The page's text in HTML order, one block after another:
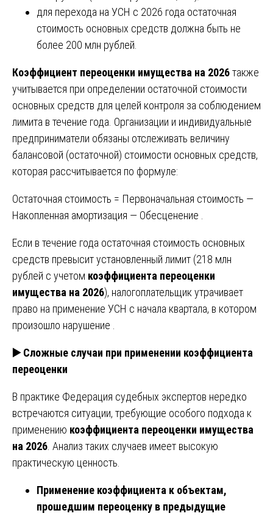
для перехода на УСН с 2026 года остаточная
стоимость основных средств должна быть не
более 200 млн рублей.
Коэффициент переоценки имущества на 2026также
учитывается при определении остаточной стоимости
основных средств для целей контроля за соблюдением
лимита в течение года. Организации и индивидуальные
предприниматели обязаны отслеживать величину
балансовой (остаточной) стоимости основных средств,
которая рассчитывается по формуле:
Остаточная стоимость = Первоначальная стоимость —
Накопленная амортизация — Обесценение .
Если в течение года остаточная стоимость основных
средств превысит установленный лимит (218 млн
рублей с учетом коэффициента переоценки
имущества на 2026), налогоплательщик утрачивает
право на применение УСН с начала квартала, в котором
произошло нарушение .
▶️Сложные случаи при применении коэффициента
переоценки
В практике Федерация судебных экспертов нередко
встречаются ситуации, требующие особого подхода к
применению коэффициента переоценки имущества
на 2026. Анализ таких случаев имеет высокую
практическую ценность.
Применение коэффициента к объектам,
прошедшим переоценку в предыдущие